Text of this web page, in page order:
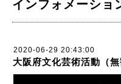
インフォメーショ
2020-06-29 20:43:00
大阪府文化芸術活動（